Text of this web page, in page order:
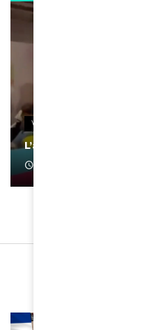
VIDEOS
L’artiste Yoan s’exprime